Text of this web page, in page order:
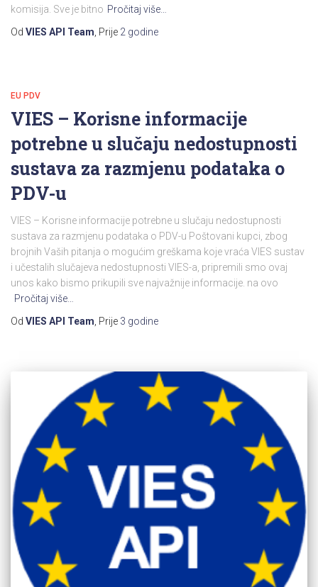
komisija. Sve je bitno Pročitaj više…
Od VIES API Team , Prije 2 godine
EU PDV
VIES – Korisne informacije
potrebne u slučaju nedostupnosti
sustava za razmjenu podataka o
PDV-u
VIES – Korisne informacije potrebne u slučaju nedostupnosti
sustava za razmjenu podataka o PDV-u Poštovani kupci, zbog
brojnih Vaših pitanja o mogućim greškama koje vraća VIES sustav
i učestalih slučajeva nedostupnosti VIES-a, pripremili smo ovaj
unos kako bismo prikupili sve najvažnije informacije. na ovo
Pročitaj više…
Od VIES API Team , Prije 3 godine